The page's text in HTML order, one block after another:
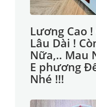
Lương Cao
Lâu Dài !
Nữa,.. Mau
E phương
Nhé !!!